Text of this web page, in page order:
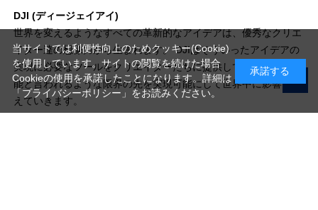
DJI (ディージェイアイ)
世界を変えるようなすべての革新的なアイデアは、優秀なクリエ
イター達の想像力から生まれます。 DJIはそういったアイデアの
実現に必要なツールをクリエイターたちに提供しています。不可
能と言われるような限界の先を実現可能にして世界中に影響を与
えていきます。
当サイトでは利便性向上のためクッキー(Cookie)
を使用しています。サイトの閲覧を続けた場合
Cookieの使用を承諾したことになります。詳細は
「プライバシーポリシー」 をお読みください。
承諾する